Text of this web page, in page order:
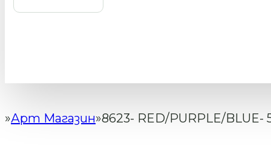
Начало
Арт Магазин 8623- RED/PURPLE/BLUE-